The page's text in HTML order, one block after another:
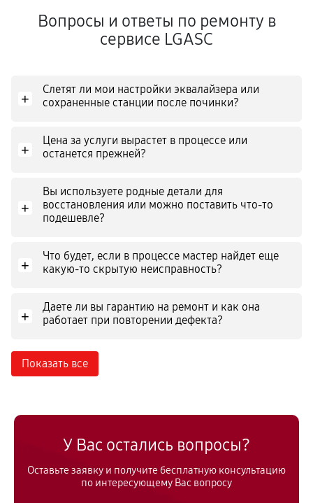
Вопросы и ответы по ремонту в
сервисе LGASC
+
Слетят ли мои настройки эквалайзера или
сохраненные станции после починки?
+
Цена за услуги вырастет в процессе или
останется прежней?
+
Вы используете родные детали для
восстановления или можно поставить что-то
подешевле?
+
Что будет, если в процессе мастер найдет еще
какую-то скрытую неисправность?
+
Даете ли вы гарантию на ремонт и как она
работает при повторении дефекта?
Показать все
У Вас остались вопросы?
Оставьте заявку и получите бесплатную консультацию
по интересующему Вас вопросу